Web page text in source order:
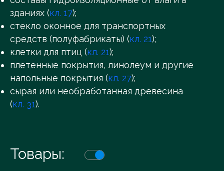
зданиях (кл. 17);
стекло оконное для транспортных
средств (полуфабрикаты) (кл. 21);
клетки для птиц (кл. 21);
плетенные покрытия, линолеум и другие
напольные покрытия (кл. 27);
сырая или необработанная древесина
(кл. 31).
Товары: